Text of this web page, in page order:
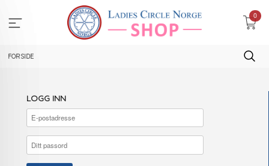
innholdet
0
FORSIDE
LOGG INN